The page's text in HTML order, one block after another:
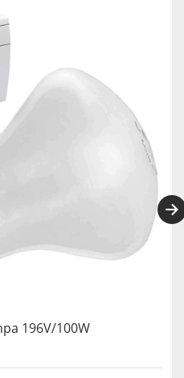
196V/100W